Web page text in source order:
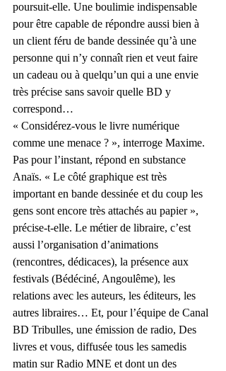
poursuit-elle. Une boulimie indispensable
pour être capable de répondre aussi bien à
un client féru de bande dessinée qu’à une
personne qui n’y connaît rien et veut faire
un cadeau ou à quelqu’un qui a une envie
très précise sans savoir quelle BD y
correspond…
« Considérez-vous le livre numérique
comme une menace ? », interroge Maxime.
Pas pour l’instant, répond en substance
Anaïs. « Le côté graphique est très
important en bande dessinée et du coup les
gens sont encore très attachés au papier »,
précise-t-elle. Le métier de libraire, c’est
aussi l’organisation d’animations
(rencontres, dédicaces), la présence aux
festivals (Bédéciné, Angoulême), les
relations avec les auteurs, les éditeurs, les
autres libraires… Et, pour l’équipe de Canal
BD Tribulles, une émission de radio, Des
livres et vous, diffusée tous les samedis
matin sur Radio MNE et dont un des